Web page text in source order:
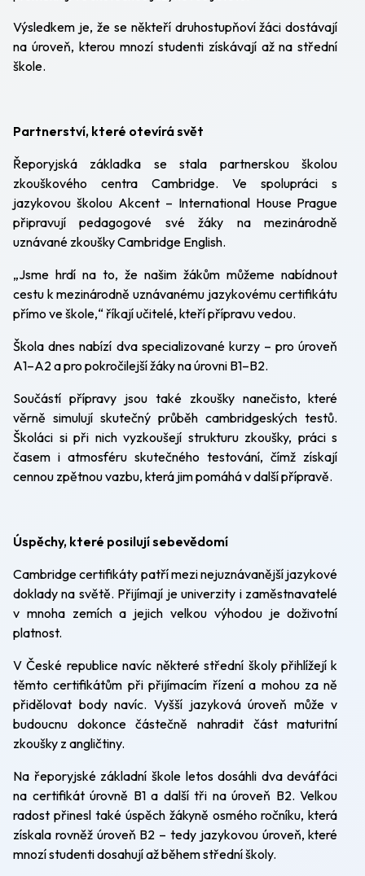
Výsledkem je, že se někteří druhostupňoví žáci dostávají
na úroveň, kterou mnozí studenti získávají až na střední
škole.
Partnerství, které otevírá svět
Řeporyjská základka se stala partnerskou školou
zkouškového centra Cambridge. Ve spolupráci s
jazykovou školou Akcent – International House Prague
připravují pedagogové své žáky na mezinárodně
uznávané zkoušky Cambridge English.
„Jsme hrdí na to, že našim žákům můžeme nabídnout
cestu k mezinárodně uznávanému jazykovému certifikátu
přímo ve škole,“ říkají učitelé, kteří přípravu vedou.
Škola dnes nabízí dva specializované kurzy – pro úroveň
A1–A2 a pro pokročilejší žáky na úrovni B1–B2.
Součástí přípravy jsou také zkoušky nanečisto, které
věrně simulují skutečný průběh cambridgeských testů.
Školáci si při nich vyzkoušejí strukturu zkoušky, práci s
časem i atmosféru skutečného testování, čímž získají
cennou zpětnou vazbu, která jim pomáhá v další přípravě.
Úspěchy, které posilují sebevědomí
Cambridge certifikáty patří mezi nejuznávanější jazykové
doklady na světě. Přijímají je univerzity i zaměstnavatelé
v mnoha zemích a jejich velkou výhodou je doživotní
platnost.
V České republice navíc některé střední školy přihlížejí k
těmto certifikátům při přijímacím řízení a mohou za ně
přidělovat body navíc. Vyšší jazyková úroveň může v
budoucnu dokonce částečně nahradit část maturitní
zkoušky z angličtiny.
Na řeporyjské základní škole letos dosáhli dva deváťáci
na certifikát úrovně B1 a další tři na úroveň B2. Velkou
radost přinesl také úspěch žákyně osmého ročníku, která
získala rovněž úroveň B2 – tedy jazykovou úroveň, které
mnozí studenti dosahují až během střední školy.